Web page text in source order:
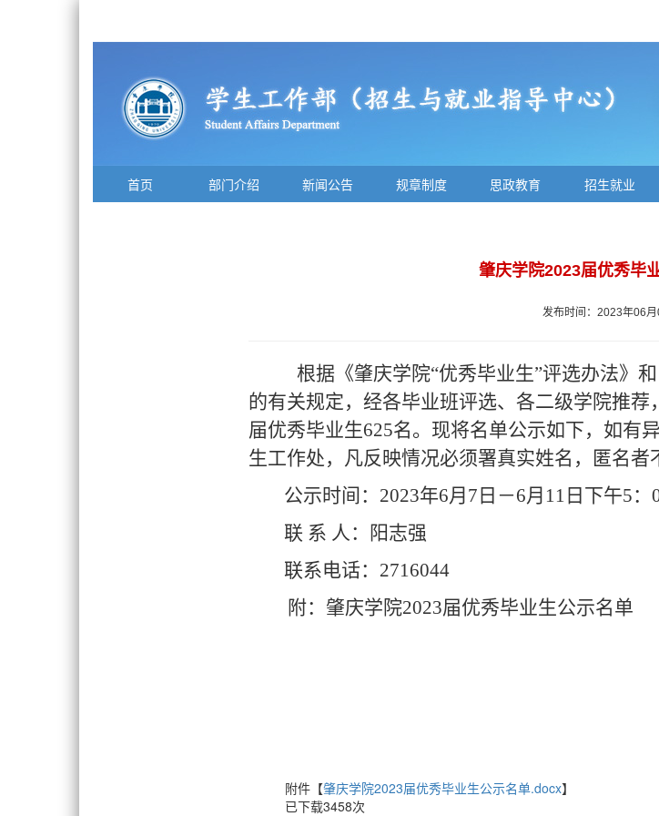
首页 部门介绍 新闻公告 规章制度 思政教育 招生就业
肇庆学院2023届优秀毕
发布时间：2023年06月
根据 《肇庆学院“优秀毕业生”评选办法》 和
的有关规定，经各毕业班评选、各二级学院推
届优秀毕业生625名。现将名单公示如下，如有
生工作处，凡反映情况必须署真实姓名，匿名者
公示时间： 2023年6月 7 日－6月 11 日下午5：
联 系 人：
阳志强
联系电话： 2716044
附：肇庆学院2023届优秀毕业生公示名单
附件【肇庆学院2023届优秀毕业生公示名单.docx】
已下载3458次